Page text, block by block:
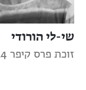
שי-לי הורודי
זוכת פרס קיפר 2024